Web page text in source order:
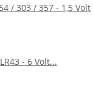
/ 303 / 357 - 1,5 Volt